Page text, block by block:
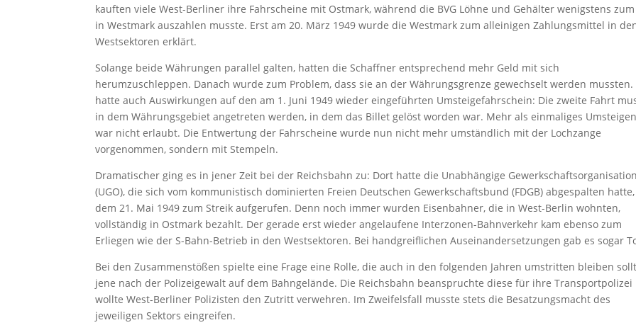
kauften viele West-Berliner ihre Fahrscheine mit Ostmark, während die BVG Löhne und Gehälter wenigstens
in Westmark auszahlen musste. Erst am 20. März 1949 wurde die Westmark zum alleinigen Zahlungsmittel in
Westsektoren erklärt.
Solange beide Währungen parallel galten, hatten die Schaffner entsprechend mehr Geld mit sich
herumzuschleppen. Danach wurde zum Problem, dass sie an der Währungsgrenze gewechselt werden mussten.
hatte auch Auswirkungen auf den am 1. Juni 1949 wieder eingeführten Umsteigefahrschein: Die zweite Fahrt
in dem Währungsgebiet angetreten werden, in dem das Billet gelöst worden war. Mehr als einmaliges
war nicht erlaubt. Die Entwertung der Fahrscheine wurde nun nicht mehr umständlich mit der Lochzange
vorgenommen, sondern mit Stempeln.
Dramatischer ging es in jener Zeit bei der Reichsbahn zu: Dort hatte die Unabhängige
(UGO), die sich vom kommunistisch dominierten Freien Deutschen Gewerkschaftsbund (FDGB) abgespalten
dem 21. Mai 1949 zum Streik aufgerufen. Denn noch immer wurden Eisenbahner, die in West-Berlin wohnten,
vollständig in Ostmark bezahlt. Der gerade erst wieder angelaufene Interzonen-Bahnverkehr kam ebenso zum
Erliegen wie der S-Bahn-Betrieb in den Westsektoren. Bei handgreiflichen Auseinandersetzungen gab es sogar
Bei den Zusammenstößen spielte eine Frage eine Rolle, die auch in den folgenden Jahren umstritten bleiben
jene nach der Polizeigewalt auf dem Bahngelände. Die Reichsbahn beanspruchte diese für ihre
wollte West-Berliner Polizisten den Zutritt verwehren. Im Zweifelsfall musste stets die Besatzungsmacht des
jeweiligen Sektors eingreifen.